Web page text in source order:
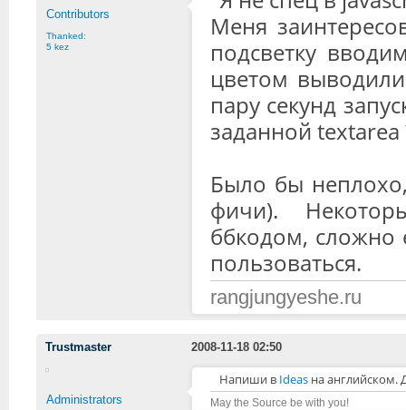
Contributors
Thanked:
5 kez
Меня
подсветку
цветом
пару секунд
заданной textarea
Было бы
фичи).
ббкодом, сложно
пользоваться.
rangjungyeshe.ru
Trustmaster 2008-11-18 02:50
Administrators
Напиши в Ideas на английском.
May the Source be with you!